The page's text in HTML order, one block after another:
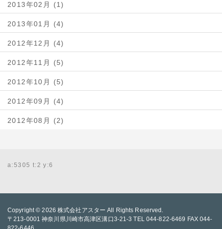
2013年02月 (1)
2013年01月 (4)
2012年12月 (4)
2012年11月 (5)
2012年10月 (5)
2012年09月 (4)
2012年08月 (2)
a:5305 t:2 y:6
Copyright © 2026株式会社アスター All Rights Reserved.
〒213-0001 神奈川県川崎市高津区溝口3-21-3 TEL 044-822-6469 FAX 044-